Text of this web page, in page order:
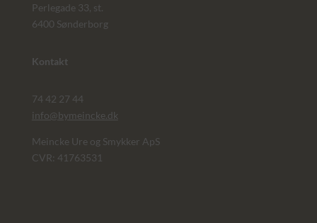
Perlegade 33, st.
6400 Sønderborg
Kontakt
74 42 27 44
info@bymeincke.dk
Meincke Ure og Smykker ApS
CVR: 41763531